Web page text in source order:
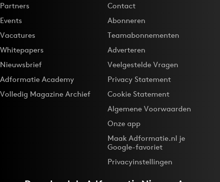
Partners
Events
Vacatures
Whitepapers
Nieuwsbrief
Adformatie Academy
Volledig Magazine Archief
Contact
Abonneren
Teamabonnementen
Adverteren
Veelgestelde Vragen
Privacy Statement
Cookie Statement
Algemene Voorwaarden
Onze app
Maak Adformatie.nl je
Google-favoriet
Privacyinstellingen